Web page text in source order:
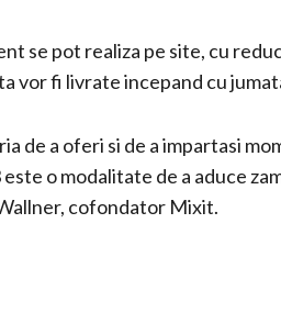
se pot realiza pe site, cu
vor fi livrate incepand cu
de a oferi si de a impartasi
o modalitate de a aduce
cofondator Mixit.